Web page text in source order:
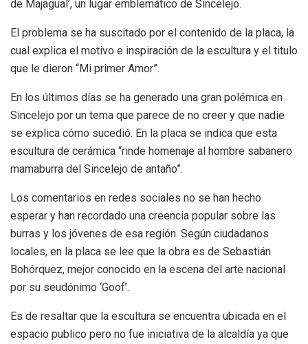
de Majagual’, un lugar emblemático de Sincelejo.
El problema se ha suscitado por el contenido de la placa, la
cual explica el motivo e inspiración de la escultura y el titulo
que le dieron “Mi primer Amor”.
En los últimos días se ha generado una gran polémica en
Sincelejo por un tema que parece de no creer y que nadie
se explica cómo sucedió. En la placa se indica que esta
escultura de cerámica “rinde homenaje al hombre sabanero
mamaburra del Sincelejo de antaño”.
Los comentarios en redes sociales no se han hecho
esperar y han recordado una creencia popular sobre las
burras y los jóvenes de esa región. Según ciudadanos
locales, en la placa se lee que la obra es de Sebastián
Bohórquez, mejor conocido en la escena del arte nacional
por su seudónimo ‘Goof’.
Es de resaltar que la escultura se encuentra ubicada en el
espacio publico pero no fue iniciativa de la alcaldía ya que